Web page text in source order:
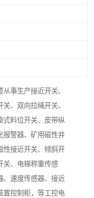
事生产接近开关、
、双向拉绳开关、
式料位开关、皮带纵
报警器、矿用磁性井
性接近开关、倾斜开
关、电梯称重传感
、速度传感器、接近
置控制柜，等工控电